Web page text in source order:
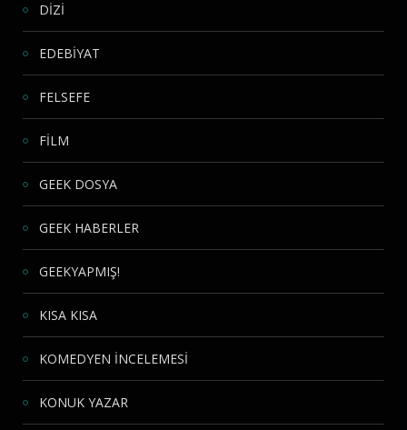
DİZİ
EDEBİYAT
FELSEFE
FİLM
GEEK DOSYA
GEEK HABERLER
GEEKYAPMIŞ!
KISA KISA
KOMEDYEN İNCELEMESİ
KONUK YAZAR